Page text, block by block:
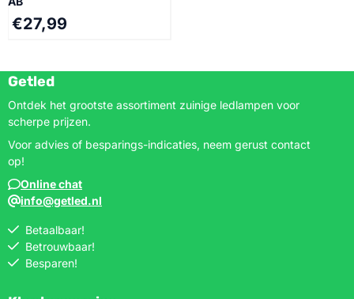
€27,99
Getled
Ontdek het grootste assortiment zuinige ledlampen voor
scherpe prijzen.
Voor advies of besparings-indicaties, neem gerust contact
op!
Online chat
info@getled.nl
Betaalbaar!
Betrouwbaar!
Besparen!